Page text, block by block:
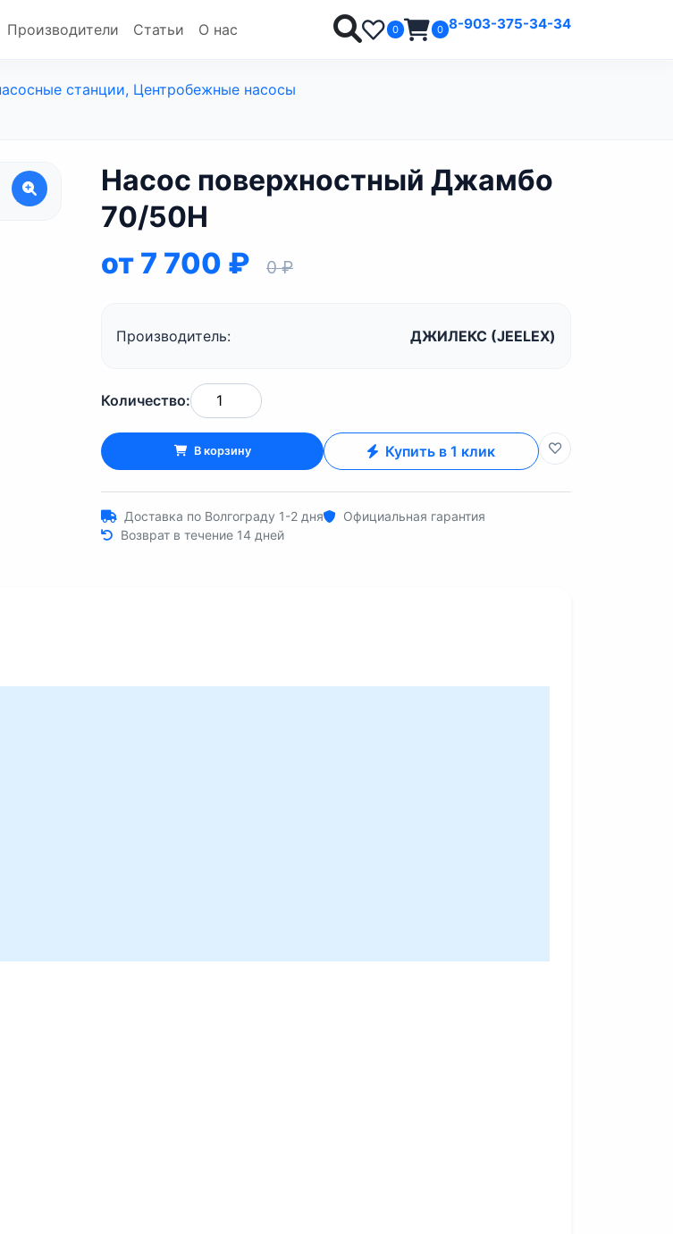
Производители Статьи О нас 0 0 8-903-375-34-34
станции, Центробежные насосы
Насос поверхностный Джамбо
70/50Н
от 7 700 ₽
0 ₽
Производитель: ДЖИЛЕКС (JEELEX)
Количество:
В корзину Купить в 1 клик
Доставка по Волгограду 1-2 дня
Официальная гарантия
Возврат в течение 14 дней